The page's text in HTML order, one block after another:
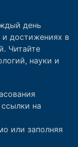
день
достижениях в
Читайте
науки и
на
или заполняя